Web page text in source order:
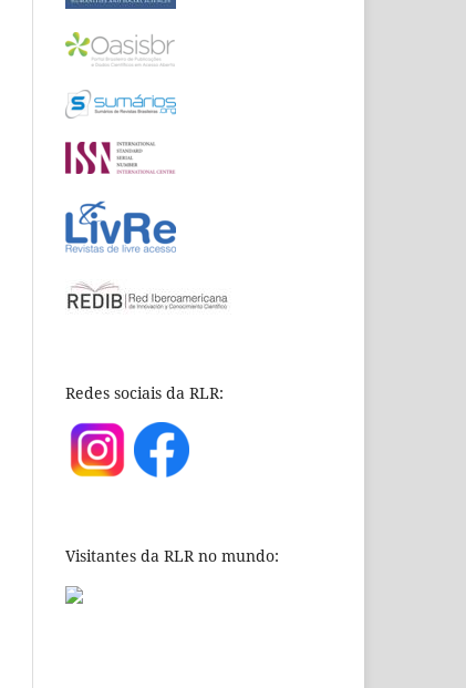
Redes sociais da RLR:
Visitantes da RLR no mundo: